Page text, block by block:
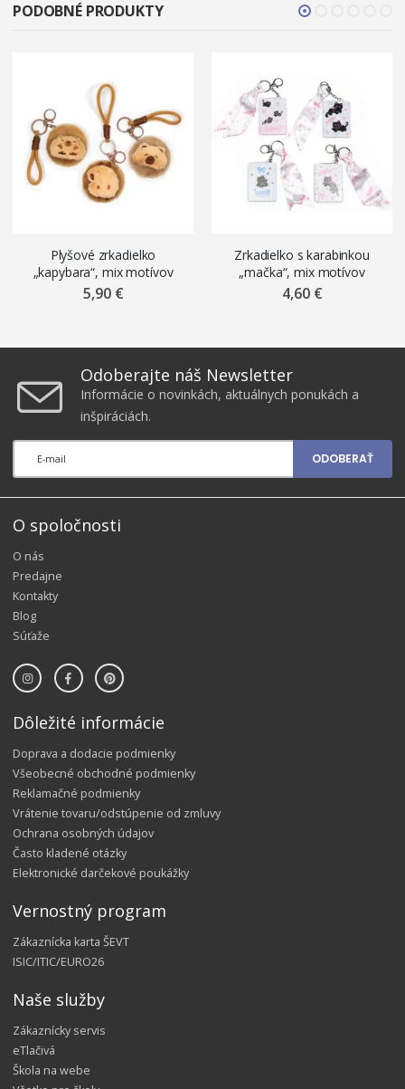
PODOBNÉ PRODUKTY
Plyšové zrkadielko
„kapybara“, mix motívov
5,90 €
Zrkadielko s karabinkou
„mačka“, mix motívov
4,60 €
Odoberajte náš Newsletter
Informácie o novinkách, aktuálnych ponukách a
inšpiráciách.
ODOBERAŤ
O spoločnosti
O nás
Predajne
Kontakty
Blog
Súťaže
Dôležité informácie
Doprava a dodacie podmienky
Všeobecné obchodné podmienky
Reklamačné podmienky
Vrátenie tovaru/odstúpenie od zmluvy
Ochrana osobných údajov
Často kladené otázky
Elektronické darčekové poukážky
Vernostný program
Zákaznícka karta ŠEVT
ISIC/ITIC/EURO26
Naše služby
Zákaznícky servis
eTlačivá
Škola na webe